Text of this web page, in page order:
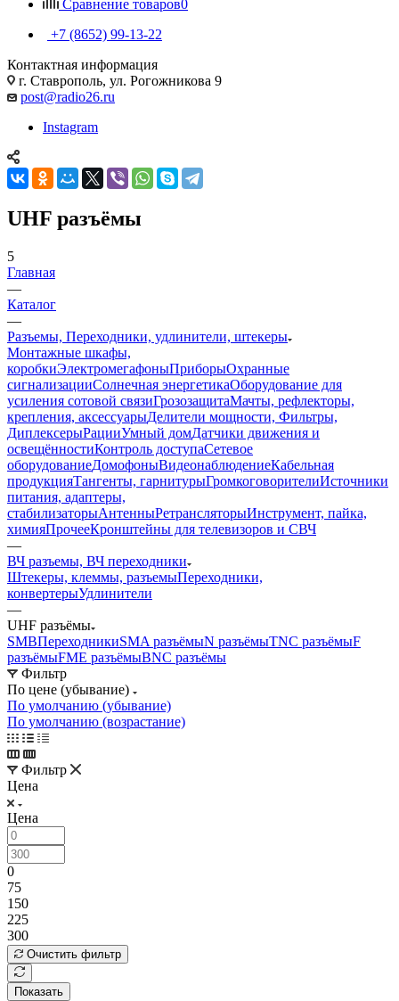
Сравнение товаров0
+7 (8652) 99-13-22
Контактная информация
г. Ставрополь, ул. Рогожникова 9
post@radio26.ru
Instagram
UHF разъёмы
5
Главная
—
Каталог
—
Разъемы, Переходники, удлинители, штекеры
Монтажные шкафы,
коробкиЭлектромегафоныПриборыОхранные
сигнализацииСолнечная энергетикаОборудование для
усиления сотовой связиГрозозащитаМачты, рефлекторы,
крепления, аксессуарыДелители мощности, Фильтры,
ДиплексерыРацииУмный домДатчики движения и
освещённостиКонтроль доступаСетевое
оборудованиеДомофоныВидеонаблюдениеКабельная
продукцияТангенты, гарнитурыГромкоговорителиИсточники
питания, адаптеры,
стабилизаторыАнтенныРетрансляторыИнструмент, пайка,
химияПрочееКронштейны для телевизоров и СВЧ
—
ВЧ разъемы, ВЧ переходники
Штекеры, клеммы, разъемыПереходники,
конвертерыУдлинители
—
UHF разъёмы
SMBПереходникиSMA разъёмыN разъёмыTNC разъёмыF
разъёмыFME разъёмыBNC разъёмы
Фильтр
По цене (убывание)
По умолчанию (убывание)
По умолчанию (возрастание)
Фильтр
Цена
Цена
0
75
150
225
300
Очистить фильтр
Показать